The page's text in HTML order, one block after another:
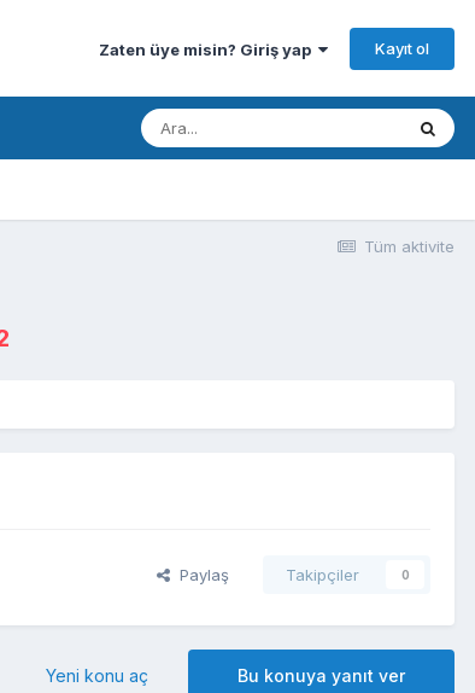
Zaten üye misin? Giriş yap Kayıt ol
Tüm aktivite
Paylaş Takipçiler 0
Bu konuya yanıt ver
Yeni konu aç